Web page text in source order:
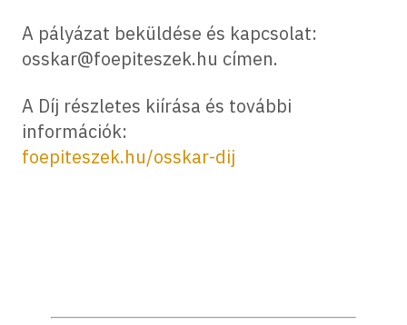
A pályázat beküldése és kapcsolat:
osskar@foepiteszek.hu címen.
A Díj részletes kiírása és további
információk:
foepiteszek.hu/osskar-dij